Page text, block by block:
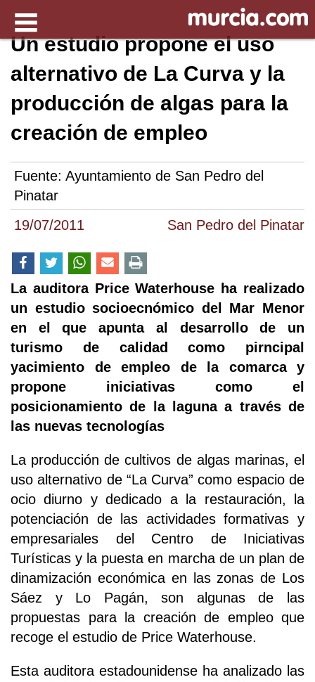
19/07/2011 San Pedro del Pinatar
Un estudio propone el uso
alternativo de La Curva y la
producción de algas para la
creación de empleo
Fuente: Ayuntamiento de San Pedro del
Pinatar
La auditora Price Waterhouse ha realizado
un estudio socioecnómico del Mar Menor
en el que apunta al desarrollo de un
turismo de calidad como pirncipal
yacimiento de empleo de la comarca y
propone iniciativas como el
posicionamiento de la laguna a través de
las nuevas tecnologías
La producción de cultivos de algas marinas, el
uso alternativo de “La Curva” como espacio de
ocio diurno y dedicado a la restauración, la
potenciación de las actividades formativas y
empresariales del Centro de Iniciativas
Turísticas y la puesta en marcha de un plan de
dinamización económica en las zonas de Los
Sáez y Lo Pagán, son algunas de las
propuestas para la creación de empleo que
recoge el estudio de Price Waterhouse.
Esta auditora estadounidense ha analizado las